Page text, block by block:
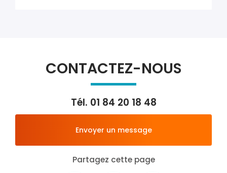
CONTACTEZ-NOUS
Tél. 01 84 20 18 48
Envoyer un message
Partagez cette page